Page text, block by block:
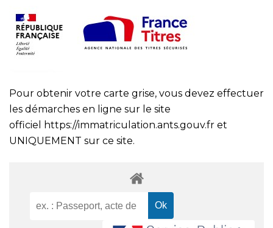
Pour obtenir votre carte grise, vous devez effectuer
les démarches en ligne sur le site
officiel
https://immatriculation.ants.gouv.fr et
UNIQUEMENT sur ce site.